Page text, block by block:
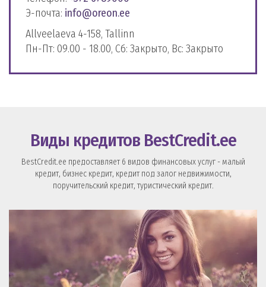
Э-почта: info@oreon.ee
Allveelaeva 4-158, Tallinn
Пн-Пт: 09.00 - 18.00, Сб: Закрыто, Вс: Закрыто
Виды кредитов BestCredit.ee
BestCredit.ee предоставляет 6 видов финансовых услуг - малый
кредит, бизнес кредит, кредит под залог недвижимости,
поручительский кредит, туристический кредит.